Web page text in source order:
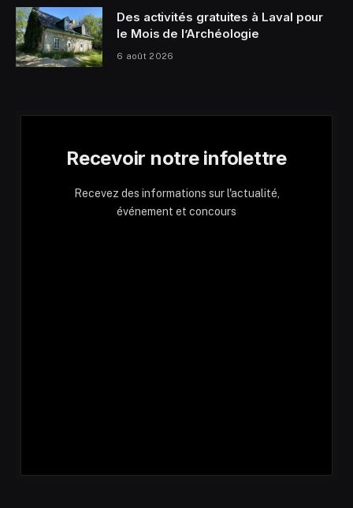
Des activités gratuites à Laval pour
le Mois de l’Archéologie
6 août 2026
Recevoir notre infolettre
Recevez des informations sur l'actualité,
événement et concours